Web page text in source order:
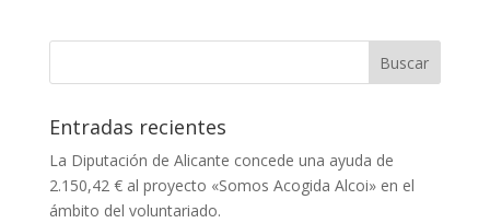
Entradas recientes
La Diputación de Alicante concede una ayuda de
2.150,42 € al proyecto «Somos Acogida Alcoi» en el
ámbito del voluntariado.